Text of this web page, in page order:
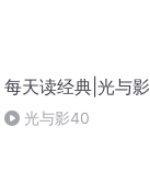
每天读经典|光与影
光与影40